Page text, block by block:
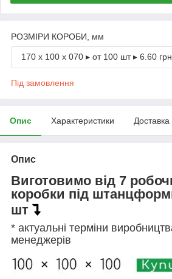
РОЗМІРИ КОРОБИ, мм
170 х 100 х 070 ▸ от 100 шт ▸ 6.60 грн
Під замовлення
Опис Характеристики Доставка
Опис
Виготовимо від 7
коробки під
шт
* актуальні терміни
менеджерів